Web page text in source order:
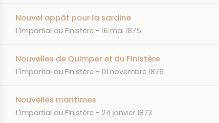
Nouvel appât pour la sardine
JOURNAL
L'Impartial du Finistère DATE
16 mai 1875
Nouvelles de Quimper et du Finistère
JOURNAL
L'Impartial du Finistère DATE
01 novembre 1876
Nouvelles maritimes
JOURNAL
L'Impartial du Finistère DATE
24 janvier 1873